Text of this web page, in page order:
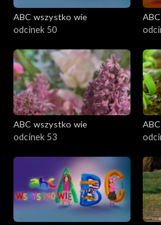
ABC wszystko wie
odcinek 50
ABC wszystko wie
odcinek 53